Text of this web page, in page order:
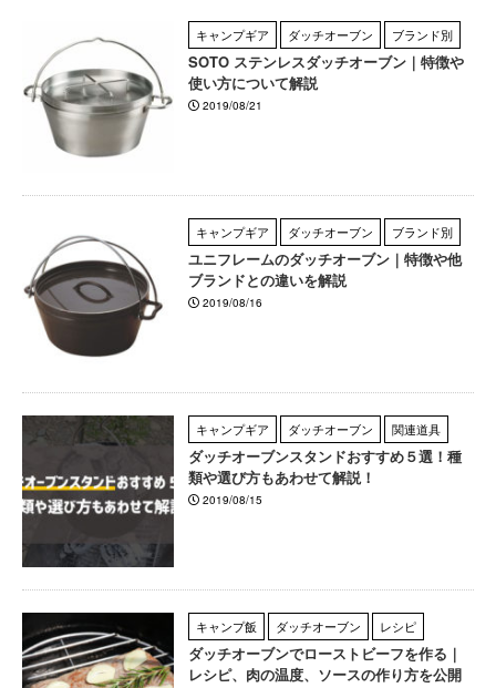
キャンプギア ダッチオーブン ブランド別
SOTO ステンレスダッチオーブン｜特徴や
使い方について解説
2019/08/21
キャンプギア ダッチオーブン ブランド別
ユニフレームのダッチオーブン｜特徴や他
ブランドとの違いを解説
2019/08/16
キャンプギア ダッチオーブン 関連道具
ダッチオーブンスタンドおすすめ５選！種
類や選び方もあわせて解説！
2019/08/15
キャンプ飯 ダッチオーブン レシピ
ダッチオーブンでローストビーフを作る｜
レシピ、肉の温度、ソースの作り方を公開